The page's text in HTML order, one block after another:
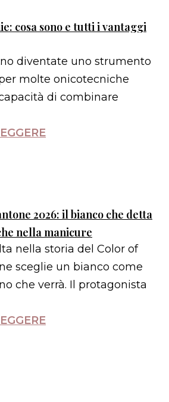
cosa sono e tutti i vantaggi
diventate uno strumento
molte onicotecniche
di combinare
2026: il bianco che detta
nella manicure
nella storia del Color of
sceglie un bianco come
che verrà. Il protagonista